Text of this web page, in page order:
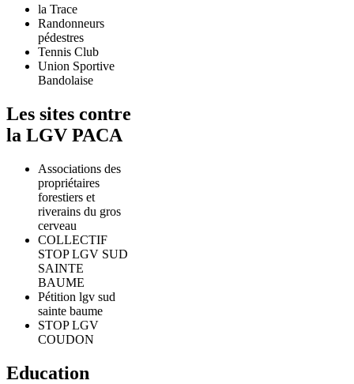
la Trace
Randonneurs
pédestres
Tennis Club
Union Sportive
Bandolaise
Les sites contre
la LGV PACA
Associations des
propriétaires
forestiers et
riverains du gros
cerveau
COLLECTIF
STOP LGV SUD
SAINTE
BAUME
Pétition lgv sud
sainte baume
STOP LGV
COUDON
Education